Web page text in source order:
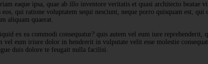
eaque ipsa, quae ab illo inventore veritatis et quasi architecto beatae
qui ratione voluptatem sequi nesciunt, neque porro quisquam est,
aliquam quaerat.
ex ea commodi consequatur? quis autem vel eum iure reprehenderit,
eum iriure dolor in hendrerit in vulputate velit esse molestie
duis dolore te feugait nulla facilisi.